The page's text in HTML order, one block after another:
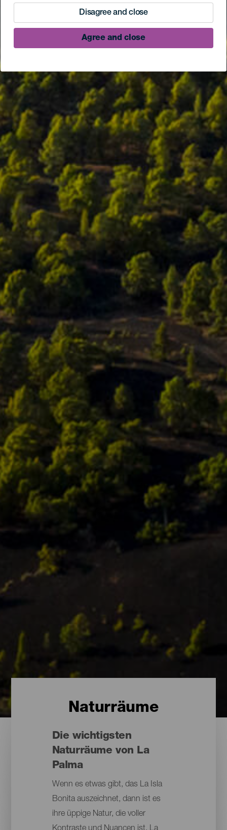
Disagree and close
Agree and close
Naturräume
Die wichtigsten
Naturräume von La
Palma
Wenn es etwas gibt, das La Isla
Bonita auszeichnet, dann ist es
ihre üppige Natur, die voller